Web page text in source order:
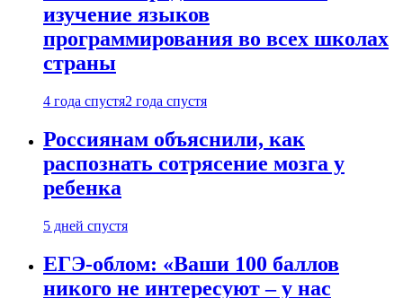
изучение языков
программирования во всех школах
страны
4 года спустя2 года спустя
Россиянам объяснили, как
распознать сотрясение мозга у
ребенка
5 дней спустя
ЕГЭ-облом: «Ваши 100 баллов
никого не интересуют – у нас